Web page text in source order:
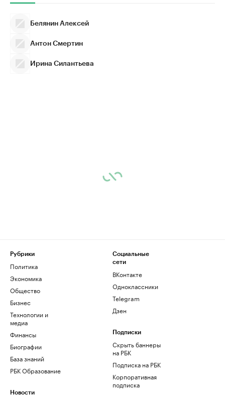
Белянин Алексей
Антон Смертин
Ирина Силантьева
Рубрики
Политика
Экономика
Общество
Бизнес
Технологии и
медиа
Финансы
Биографии
База знаний
РБК Образование
Новости
Социальные
сети
ВКонтакте
Одноклассники
Telegram
Дзен
Подписки
Скрыть баннеры
на РБК
Подписка на РБК
Корпоративная
подписка